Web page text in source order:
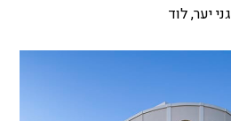
גני יער, לוד